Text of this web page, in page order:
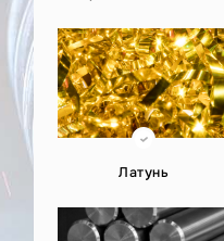
прочность и
Если вам
металлические
воплотить ваш
точностью и
Отправьте ваш
почту
Латунь